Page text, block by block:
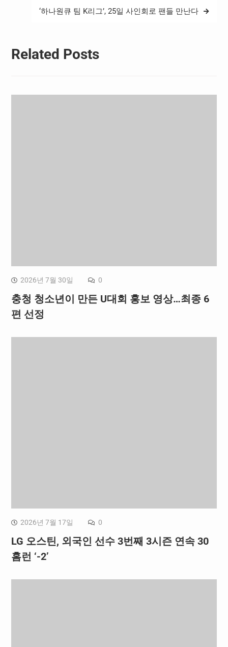
‘하나원큐 팀 K리그’, 25일 사인회로 팬들 만난다
Related Posts
2026년 7월 30일 0
충청 청소년이 만든 U대회 홍보 영상…최종 6
편 선정
2026년 7월 17일 0
LG 오스틴, 외국인 선수 3번째 3시즌 연속 30
홈런 ‘-2’